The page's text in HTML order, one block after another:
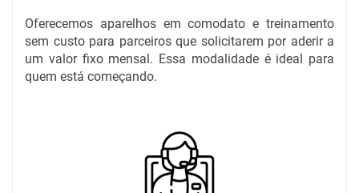
Oferecemos aparelhos em comodato e treinamento
sem custo para parceiros que solicitarem por aderir a
um valor fixo mensal. Essa modalidade é ideal para
quem está começando.